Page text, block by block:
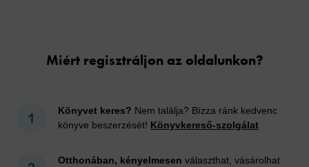
Miért regisztráljon az oldalunkon?
Könyvet keres? Nem találja? Bízza ránk kedvenc
könyve beszerzését! Könyvkereső-szolgálat
Otthonában, kényelmesen választhat, vásárolhat